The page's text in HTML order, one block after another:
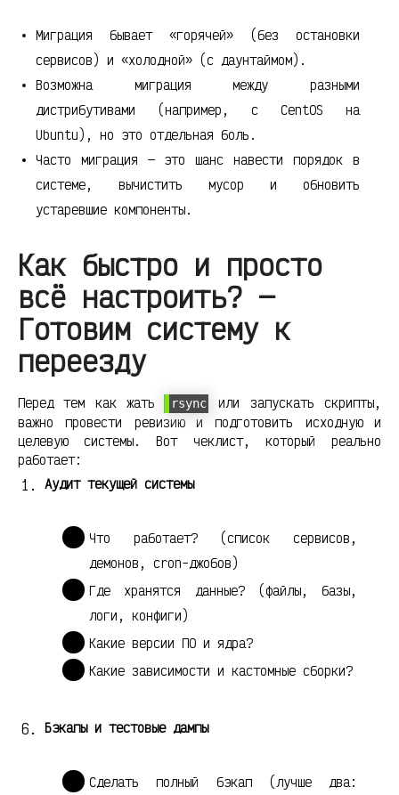
Миграция бывает «горячей» (без остановки
сервисов) и «холодной» (с даунтаймом).
Возможна миграция между разными
дистрибутивами (например, с CentOS на
Ubuntu), но это отдельная боль.
Часто миграция — это шанс навести порядок в
системе, вычистить мусор и обновить
устаревшие компоненты.
Как быстро и просто
всё настроить? —
Готовим систему к
переезду
Перед тем как жать rsync
или запускать скрипты,
важно провести ревизию и подготовить исходную и
целевую системы. Вот чеклист, который реально
работает:
Аудит текущей системы
Что работает? (список сервисов,
демонов, cron-джобов)
Где хранятся данные? (файлы, базы,
логи, конфиги)
Какие версии ПО и ядра?
Какие зависимости и кастомные сборки?
Бэкапы и тестовые дампы
Сделать полный бэкап (лучше два: